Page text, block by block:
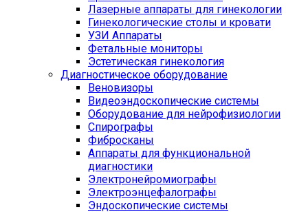
Лазерные аппараты для гинекологии
Гинекологические столы и кровати
УЗИ Аппараты
Фетальные мониторы
Эстетическая гинекология
Диагностическое оборудование
Веновизоры
Видеоэндоскопические системы
Оборудование для нейрофизиологии
Спирографы
Фибросканы
Аппараты для функциональной
диагностики
Электронейромиографы
Электроэнцефалографы
Эндоскопические системы